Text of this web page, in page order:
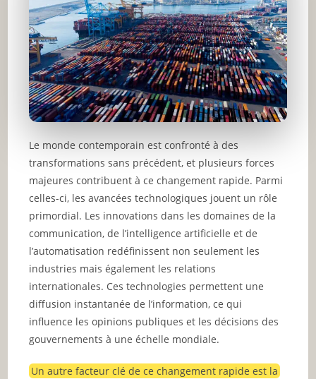
Le monde contemporain est confronté à des
transformations sans précédent, et plusieurs forces
majeures contribuent à ce changement rapide. Parmi
celles-ci, les avancées technologiques jouent un rôle
primordial. Les innovations dans les domaines de la
communication, de l’intelligence artificielle et de
l’automatisation redéfinissent non seulement les
industries mais également les relations
internationales. Ces technologies permettent une
diffusion instantanée de l’information, ce qui
influence les opinions publiques et les décisions des
gouvernements à une échelle mondiale.
Un autre facteur clé de ce changement rapide est la